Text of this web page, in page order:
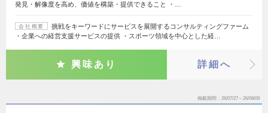
発見・解像度を高め、価値を構築・提供できること ・…
会社概要
挑戦をキーワードにサービスを展開するコンサルティングファーム
・企業への経営支援サービスの提供 ・スポーツ領域を中心とした経…
興味あり 詳細へ
掲載期間 26/07/27～26/08/09